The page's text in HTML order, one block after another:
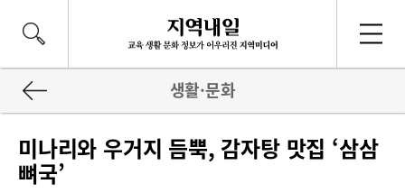
생활·문화
미나리와 우거지 듬뿍, 감자탕 맛집 ‘삼삼
뼈국’